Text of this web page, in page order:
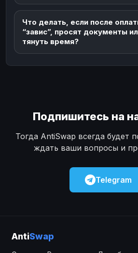
Что делать, если после
“завис”, просят документы
тянуть время?
Подпишитесь на
Тогда AntiSwap всегда будет
ждать ваши вопросы и
Telegram
AntiSwap